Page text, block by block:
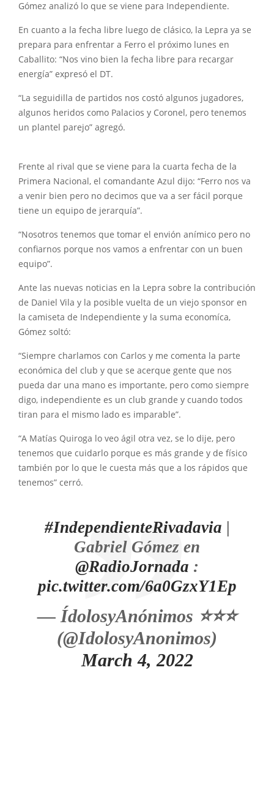
Gómez analizó lo que se viene para Independiente.
En cuanto a la fecha libre luego de clásico, la Lepra ya se
prepara para enfrentar a Ferro el próximo lunes en
Caballito: “Nos vino bien la fecha libre para recargar
energía” expresó el DT.
“La seguidilla de partidos nos costó algunos jugadores,
algunos heridos como Palacios y Coronel, pero tenemos
un plantel parejo” agregó.
Frente al rival que se viene para la cuarta fecha de la
Primera Nacional, el comandante Azul dijo: “Ferro nos va
a venir bien pero no decimos que va a ser fácil porque
tiene un equipo de jerarquía”.
“Nosotros tenemos que tomar el envión anímico pero no
confiarnos porque nos vamos a enfrentar con un buen
equipo”.
Ante las nuevas noticias en la Lepra sobre la contribución
de Daniel Vila y la posible vuelta de un viejo sponsor en
la camiseta de Independiente y la suma economíca,
Gómez soltó:
“Siempre charlamos con Carlos y me comenta la parte
económica del club y que se acerque gente que nos
pueda dar una mano es importante, pero como siempre
digo, independiente es un club grande y cuando todos
tiran para el mismo lado es imparable”.
“A Matías Quiroga lo veo ágil otra vez, se lo dije, pero
tenemos que cuidarlo porque es más grande y de físico
también por lo que le cuesta más que a los rápidos que
tenemos” cerró.
#IndependienteRivadavia |
Gabriel Gómez en
@RadioJornada :
pic.twitter.com/6a0GzxY1Ep
— ÍdolosyAnónimos ⭐⭐⭐
(@IdolosyAnonimos)
March 4, 2022